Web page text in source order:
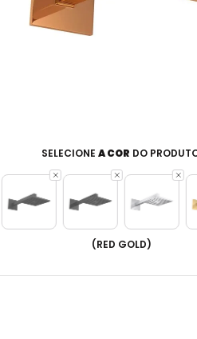
SELECIONE A COR DO
(RED GOLD)